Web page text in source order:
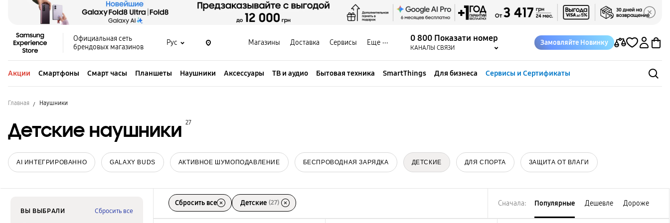
Официальная сеть
брендовых магазинов
Рус Магазины Доставка Сервисы Еще 0 800 Показати номер
КАНАЛЫ СВЯЗИ
Замовляйте Новинку
Акции Смартфоны Смарт часы Планшеты Наушники Аксессуары ТВ и аудио Бытовая техника SmartThings Для бизнеса Сервисы и Сертификаты
Главная Наушники
Детские наушники 27
AI ИНТЕГРИРОВАННО GALAXY BUDS АКТИВНОЕ ШУМОПОДАВЛЕНИЕ БЕСПРОВОДНАЯ ЗАРЯДКА ДЕТСКИЕ ДЛЯ СПОРТА ЗАЩИТА ОТ ВЛАГИ
ВЫ ВЫБРАЛИ Сбросить все
Сбросить все Детские (27) Сначала: Популярные Дешевле Дороже